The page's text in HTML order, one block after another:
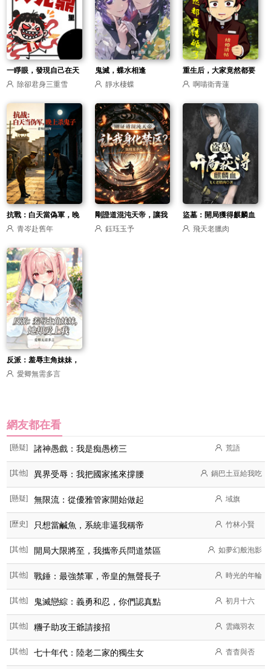
一睜眼，發現自己在天
元鼎里除卻君身三重雪
鬼滅，蝶水相逢
靜水棲蝶
重生后，大家竟然都要
結婚了啊喵衛青蓮
抗戰：白天當偽軍，晚
上殺鬼子
青岑赴舊年
剛證道混沌天帝，讓我
身化禁區？
鈺珏玉予
盜墓：開局獲得麒麟血
飛天老臘肉
反派：羞辱主角妹妹，
她卻愛上我
愛卿無需多言
網友都在看
[懸疑] 諸神愚戲：我是痴愚榜三 荒語
[其他] 異界受辱：我把國家搖來撐腰 鍋巴土豆給我吃
[懸疑] 無限流：從優雅管家開始做起 域旗
[歷史] 只想當鹹魚，系統非逼我稱帝 竹林小賢
[其他] 開局大限將至，我攜帝兵問道禁區 如夢幻般泡影
[其他] 戰錘：最強禁軍，帝皇的無聲長子 時光的年輪
[其他] 鬼滅戀綜：義勇和忍，你們認真點 初月十六
[其他] 糰子助攻王爺請接招 雲織羽衣
[其他] 七十年代：陸老二家的獨生女 杳杳與否